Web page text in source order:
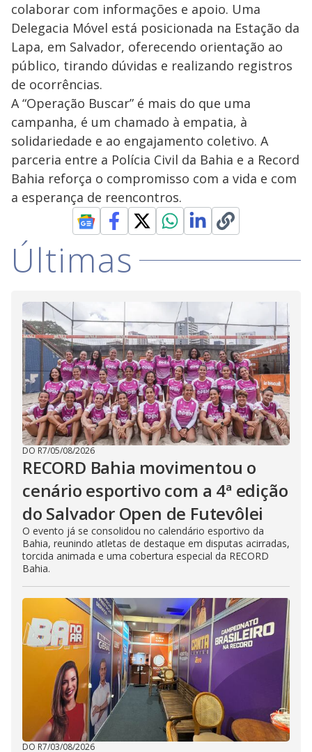
colaborar com informações e apoio. Uma
Delegacia Móvel está posicionada na Estação da
Lapa, em Salvador, oferecendo orientação ao
público, tirando dúvidas e realizando registros
de ocorrências.
A “Operação Buscar” é mais do que uma
campanha, é um chamado à empatia, à
solidariedade e ao engajamento coletivo. A
parceria entre a Polícia Civil da Bahia e a Record
Bahia reforça o compromisso com a vida e com
a esperança de reencontros.
Últimas
DO R7/05/08/2026
RECORD Bahia movimentou o
cenário esportivo com a 4ª edição
do Salvador Open de Futevôlei
O evento já se consolidou no calendário esportivo da
Bahia, reunindo atletas de destaque em disputas acirradas,
torcida animada e uma cobertura especial da RECORD
Bahia.
DO R7/03/08/2026